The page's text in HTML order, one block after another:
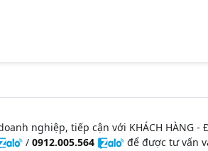
nghiệp, tiếp cận với KHÁCH HÀNG -
/ 0912.005.564 để được tư vấn